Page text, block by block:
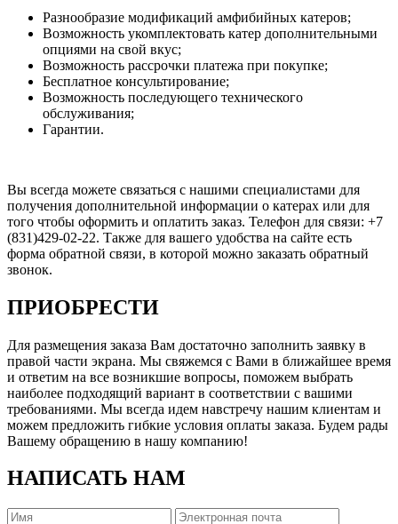
Разнообразие модификаций амфибийных катеров;
Возможность укомплектовать катер дополнительными
опциями на свой вкус;
Возможность рассрочки платежа при покупке;
Бесплатное консультирование;
Возможность последующего технического
обслуживания;
Гарантии.
Вы всегда можете связаться с нашими специалистами для
получения дополнительной информации о катерах или для
того чтобы оформить и оплатить заказ. Телефон для связи: +7
(831)429-02-22. Также для вашего удобства на сайте есть
форма обратной связи, в которой можно заказать обратный
звонок.
ПРИОБРЕСТИ
Для размещения заказа Вам достаточно заполнить заявку в
правой части экрана. Мы свяжемся с Вами в ближайшее время
и ответим на все возникшие вопросы, поможем выбрать
наиболее подходящий вариант в соответствии с вашими
требованиями. Мы всегда идем навстречу нашим клиентам и
можем предложить гибкие условия оплаты заказа. Будем рады
Вашему обращению в нашу компанию!
НАПИСАТЬ НАМ